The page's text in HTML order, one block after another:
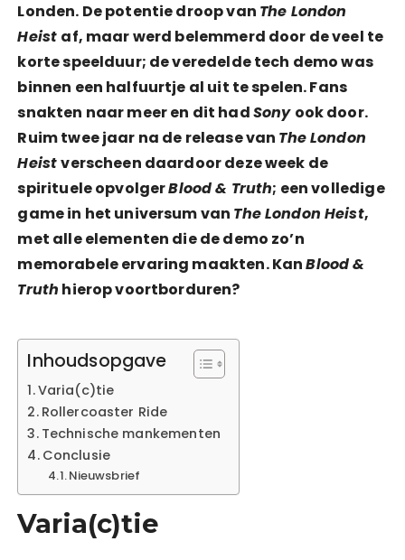
Londen. De potentie droop van The London
Heist af, maar werd belemmerd door de veel te
korte speelduur; de veredelde tech demo was
binnen een halfuurtje al uit te spelen. Fans
snakten naar meer en dit hadSony ook door.
Ruim twee jaar na de release van The London
Heistverscheen daardoor deze week de
spirituele opvolgerBlood & Truth; een volledige
game in het universum van The London Heist,
met alle elementen die de demo zo’n
memorabele ervaring maakten. KanBlood &
Truth hierop voortborduren?
Inhoudsopgave
Varia(c)tie
Rollercoaster Ride
Technische mankementen
Conclusie
Nieuwsbrief
Varia(c)tie